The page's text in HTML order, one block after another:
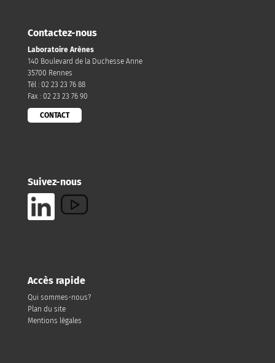
Contactez-nous
Laboratoire Arènes
140 Boulevard de la Duchesse Anne
35700 Rennes
Tél : 02 23 23 76 88
Fax : 02 23 23 76 90
CONTACT
Suivez-nous
Accès rapide
Qui sommes-nous?
Plan du site
Mentions légales